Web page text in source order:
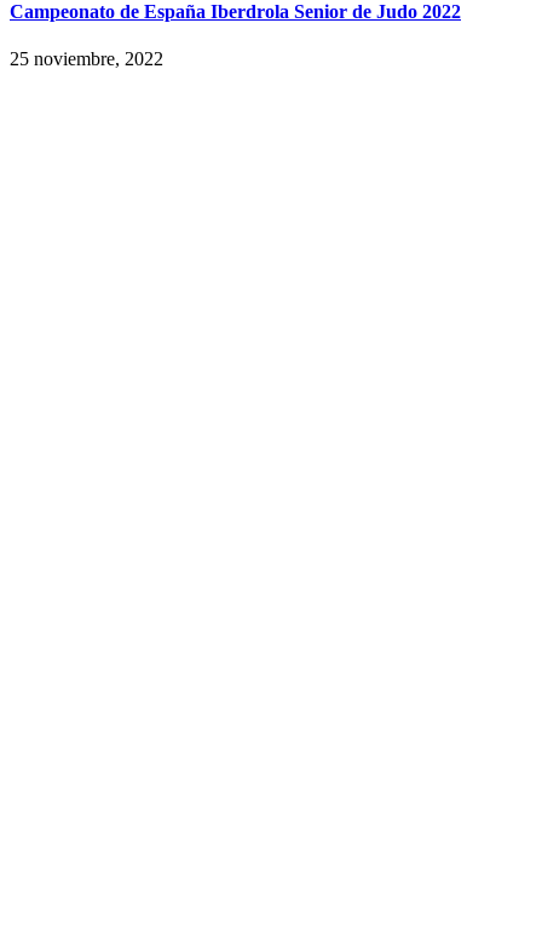
Campeonato de España Iberdrola Senior de Judo 2022
25 noviembre, 2022